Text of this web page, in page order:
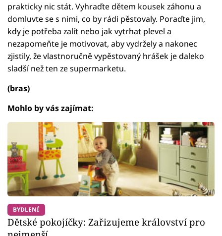
prakticky nic stát. Vyhraďte dětem kousek záhonu a
domluvte se s nimi, co by rádi pěstovaly. Poraďte jim,
kdy je potřeba zalít nebo jak vytrhat plevel a
nezapomeňte je motivovat, aby vydržely a nakonec
zjistily, že vlastnoručně vypěstovaný hrášek je daleko
sladší než ten ze supermarketu.
(bras)
Mohlo by vás zajímat:
BYDLENÍ
Dětské pokojíčky: Zařizujeme království pro